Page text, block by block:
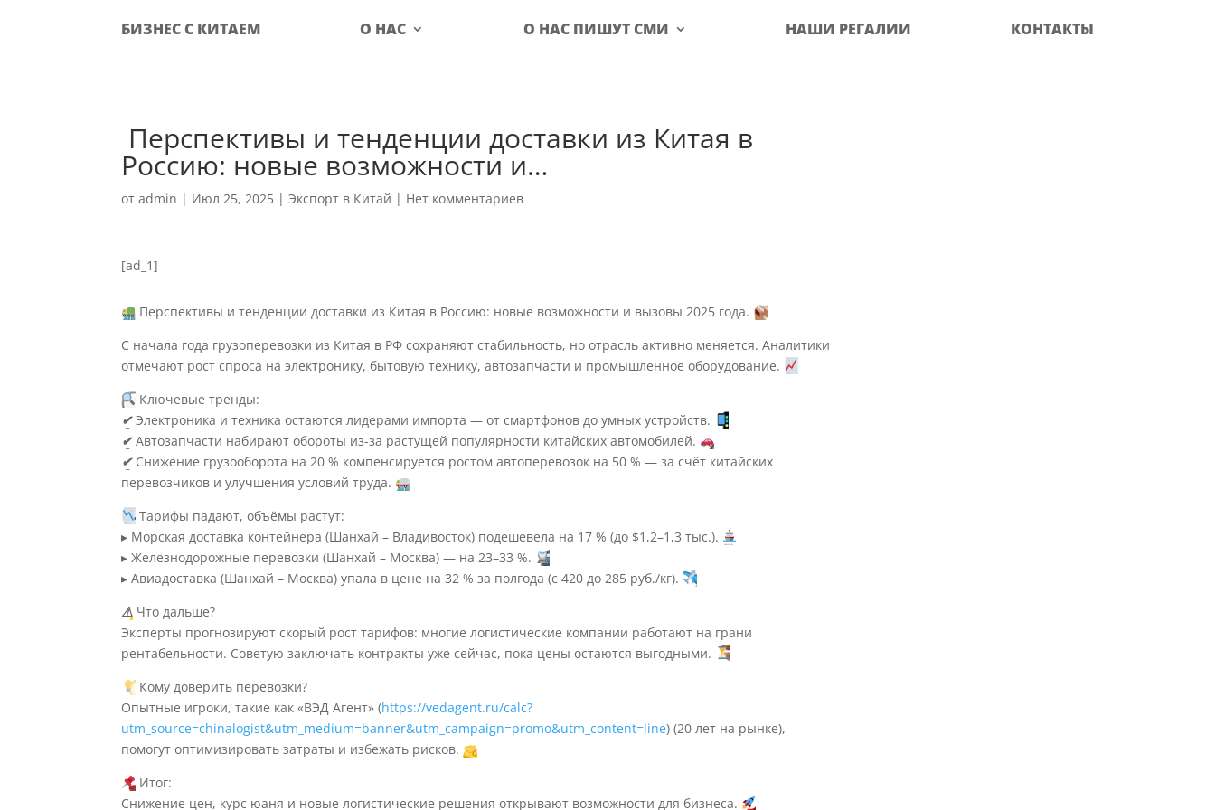
БИЗНЕС С КИТАЕМ О НАС О НАС ПИШУТ СМИ НАШИ РЕГАЛИИ КОНТАКТЫ
‍ Перспективы и тенденции доставки из Китая в
Россию: новые возможности и…
отadmin | Июл 25, 2025 |Экспорт в Китай | Нет комментариев
[ad_1]
Перспективы и тенденции доставки из Китая в Россию: новые возможности и вызовы 2025 года.
С начала года грузоперевозки из Китая в РФ сохраняют стабильность, но отрасль активно меняется. Аналитики
отмечают рост спроса на электронику, бытовую технику, автозапчасти и промышленное оборудование.
Ключевые тренды:
✔Электроника и техника остаются лидерами импорта — от смартфонов до умных устройств.
✔Автозапчасти набирают обороты из-за растущей популярности китайских автомобилей.
✔Снижение грузооборота на 20 % компенсируется ростом автоперевозок на 50 % — за счёт китайских
перевозчиков и улучшения условий труда.
Тарифы падают, объёмы растут:
▸ Морская доставка контейнера (Шанхай – Владивосток) подешевела на 17 % (до $1,2–1,3 тыс.).
▸ Железнодорожные перевозки (Шанхай – Москва) — на 23–33 %.
▸ Авиадоставка (Шанхай – Москва) упала в цене на 32 % за полгода (с 420 до 285 руб./кг).
⚠ Что дальше?
Эксперты прогнозируют скорый рост тарифов: многие логистические компании работают на грани
рентабельности. Советую заключать контракты уже сейчас, пока цены остаются выгодными.
Кому доверить перевозки?
Опытные игроки, такие как «ВЭД Агент» (https://vedagent.ru/calc?
utm_source=chinalogist&utm_medium=banner&utm_campaign=promo&utm_content=line) (20 лет на рынке),
помогут оптимизировать затраты и избежать рисков.
Итог:
Снижение цен, курс юаня и новые логистические решения открывают возможности для бизнеса.